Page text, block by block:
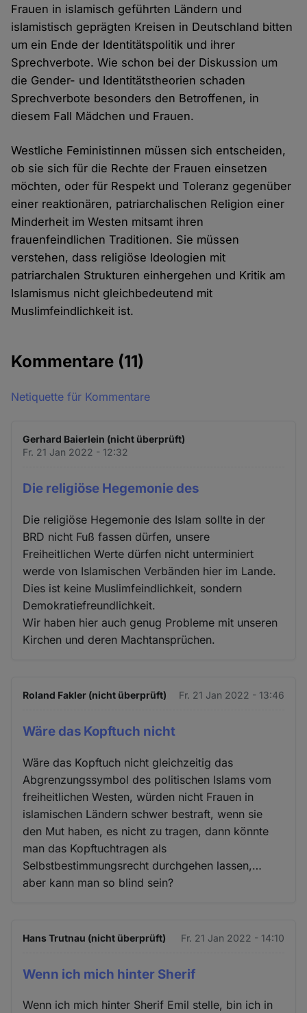
Frauen in islamisch geführten Ländern und
islamistisch geprägten Kreisen in Deutschland bitten
um ein Ende der Identitätspolitik und ihrer
Sprechverbote. Wie schon bei der Diskussion um
die Gender- und Identitätstheorien schaden
Sprechverbote besonders den Betroffenen, in
diesem Fall Mädchen und Frauen.
Westliche Feministinnen müssen sich entscheiden,
ob sie sich für die Rechte der Frauen einsetzen
möchten, oder für Respekt und Toleranz gegenüber
einer reaktionären, patriarchalischen Religion einer
Minderheit im Westen mitsamt ihren
frauenfeindlichen Traditionen. Sie müssen
verstehen, dass religiöse Ideologien mit
patriarchalen Strukturen einhergehen und Kritik am
Islamismus nicht gleichbedeutend mit
Muslimfeindlichkeit ist.
Kommentare (11)
Netiquette für Kommentare
Gerhard Baierlein (nicht überprüft)
Fr. 21 Jan 2022 - 12:32
Die religiöse Hegemonie des
Die religiöse Hegemonie des Islam sollte in der
BRD nicht Fuß fassen dürfen, unsere
Freiheitlichen Werte dürfen nicht unterminiert
werde von Islamischen Verbänden hier im Lande.
Dies ist keine Muslimfeindlichkeit, sondern
Demokratiefreundlichkeit.
Wir haben hier auch genug Probleme mit unseren
Kirchen und deren Machtansprüchen.
Roland Fakler (nicht überprüft) Fr. 21 Jan 2022 - 13:46
Wäre das Kopftuch nicht
Wäre das Kopftuch nicht gleichzeitig das
Abgrenzungssymbol des politischen Islams vom
freiheitlichen Westen, würden nicht Frauen in
islamischen Ländern schwer bestraft, wenn sie
den Mut haben, es nicht zu tragen, dann könnte
man das Kopftuchtragen als
Selbstbestimmungsrecht durchgehen lassen,…
aber kann man so blind sein?
Hans Trutnau (nicht überprüft) Fr. 21 Jan 2022 - 14:10
Wenn ich mich hinter Sherif
Wenn ich mich hinter Sherif Emil stelle, bin ich in